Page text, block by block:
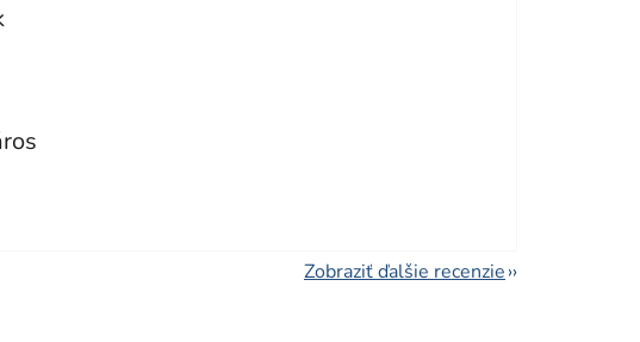
je 5 z 5 hviezdičiek.
je 5 z 5 hviezdičiek.
Zobraziť ďalšie recenzie